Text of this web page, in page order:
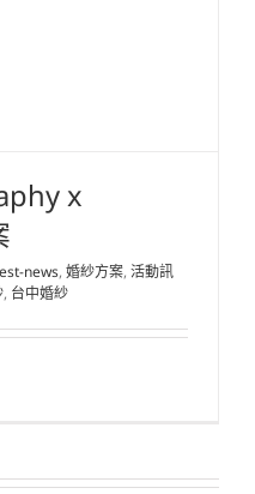
x
news, 婚紗方案, 活動訊
, 台中婚紗